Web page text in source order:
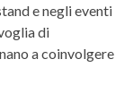
e negli eventi
di
a coinvolgere